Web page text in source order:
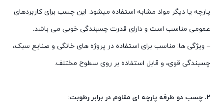
پارچه یا دیگر مواد مشابه استفاده میشود. این چسب برای کاربردهای
عمومی مناسب است و دارای قدرت چسبندگی خوبی می باشد.
– ویژگی ها: مناسب برای استفاده در پروژه های خانگی و صنایع سبک،
چسبندگی قوی، و قابل استفاده بر روی سطوح مختلف.
2. چسب دو طرفه پارچه ای مقاوم در برابر رطوبت: